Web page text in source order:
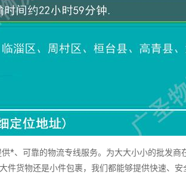
*、可靠的物流专线服务。为大大小小的批发商
件货物还是小件包裹，我们都能够提供快速、安